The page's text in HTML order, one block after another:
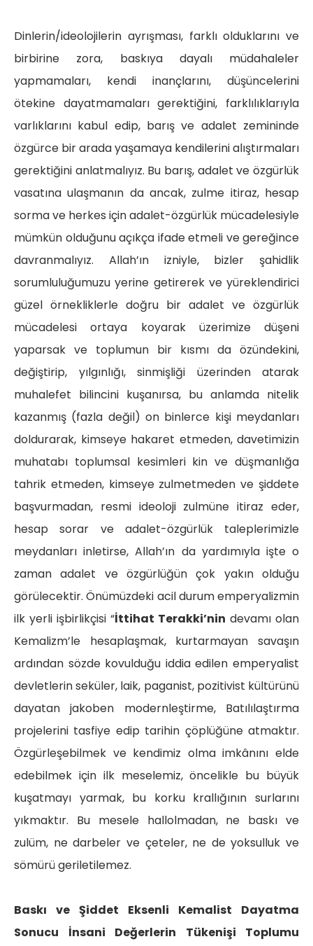
Dinlerin/ideolojilerin ayrışması, farklı olduklarını ve
birbirine zora, baskıya dayalı müdahaleler
yapmamaları, kendi inançlarını, düşüncelerini
ötekine dayatmamaları gerektiğini, farklılıklarıyla
varlıklarını kabul edip, barış ve adalet zemininde
özgürce bir arada yaşamaya kendilerini alıştırmaları
gerektiğini anlatmalıyız. Bu barış, adalet ve özgürlük
vasatına ulaşmanın da ancak, zulme itiraz, hesap
sorma ve herkes için adalet-özgürlük mücadelesiyle
mümkün olduğunu açıkça ifade etmeli ve gereğince
davranmalıyız. Allah’ın izniyle, bizler şahidlik
sorumluluğumuzu yerine getirerek ve yüreklendirici
güzel örnekliklerle doğru bir adalet ve özgürlük
mücadelesi ortaya koyarak üzerimize düşeni
yaparsak ve toplumun bir kısmı da özündekini,
değiştirip, yılgınlığı, sinmişliği üzerinden atarak
muhalefet bilincini kuşanırsa, bu anlamda nitelik
kazanmış (fazla değil) on binlerce kişi meydanları
doldurarak, kimseye hakaret etmeden, davetimizin
muhatabı toplumsal kesimleri kin ve düşmanlığa
tahrik etmeden, kimseye zulmetmeden ve şiddete
başvurmadan, resmi ideoloji zulmüne itiraz eder,
hesap sorar ve adalet-özgürlük taleplerimizle
meydanları inletirse, Allah’ın da yardımıyla işte o
zaman adalet ve özgürlüğün çok yakın olduğu
görülecektir. Önümüzdeki acil durum emperyalizmin
ilk yerli işbirlikçisi “İttihat Terakki’nin devamı olan
Kemalizm’le hesaplaşmak, kurtarmayan savaşın
ardından sözde kovulduğu iddia edilen emperyalist
devletlerin seküler, laik, paganist, pozitivist kültürünü
dayatan jakoben modernleştirme, Batılılaştırma
projelerini tasfiye edip tarihin çöplüğüne atmaktır.
Özgürleşebilmek ve kendimiz olma imkânını elde
edebilmek için ilk meselemiz, öncelikle bu büyük
kuşatmayı yarmak, bu korku krallığının surlarını
yıkmaktır. Bu mesele hallolmadan, ne baskı ve
zulüm, ne darbeler ve çeteler, ne de yoksulluk ve
sömürü geriletilemez.
Baskı ve Şiddet Eksenli Kemalist Dayatma
Sonucu İnsani Değerlerin Tükenişi Toplumu